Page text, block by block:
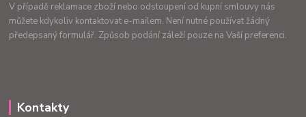
V případě reklamace zboží nebo odstoupení od kupní smlouvy nás
můžete kdykoliv kontaktovat e-mailem. Není nutné používat žádný
předepsaný formulář. Způsob podání záleží pouze na Vaší preferenci.
Kontakty